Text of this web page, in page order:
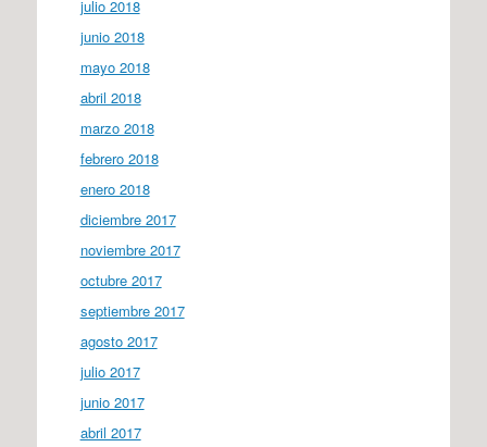
julio 2018
junio 2018
mayo 2018
abril 2018
marzo 2018
febrero 2018
enero 2018
diciembre 2017
noviembre 2017
octubre 2017
septiembre 2017
agosto 2017
julio 2017
junio 2017
abril 2017